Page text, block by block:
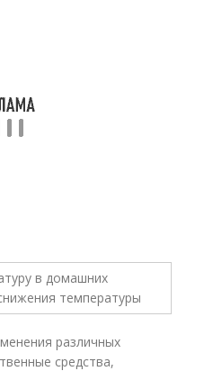
различных
средства,